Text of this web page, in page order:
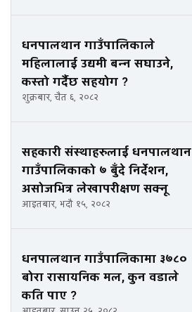
धनपालथान गाउँपालिकाले
महिलालाई उद्यमी बन्न सघाउने,
कस्तो गर्दैछ सहयोग ?
शुक्रबार, चैत ६, २०८२
सहकारी संस्थाहरुलाई धनपालथान
गाउँपालिकाको ७ बुँदे निर्देशन,
असोजभित्र लेखापरीक्षण सक्नू
आइतबार, भदौ १५, २०८२
धनपालथान गाउँपालिकामा ३७८०
बोरा रासायनिक मल, कुन वडाले
कति पाए ?